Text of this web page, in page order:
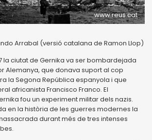
www.reus.cat
Arrabal (versió catalana de Ramon Llop)
la ciutat de Gernika va ser bombardejada
Alemanya, que donava suport al cop
la Segona República espanyola i que
africanista Francisco Franco. El
fou un experiment militar dels nazis.
en la història de les guerres modernes la
durant més de tres intenses